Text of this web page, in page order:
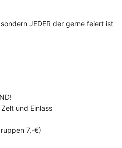
JEDER der gerne feiert ist
und Einlass
7,-€)